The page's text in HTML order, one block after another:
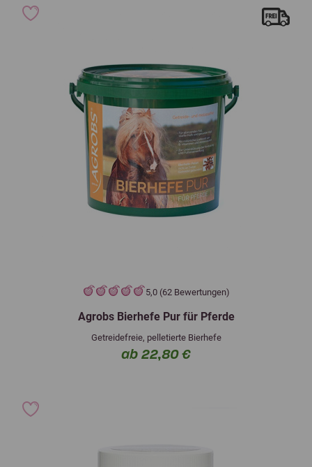
5,0 (62 Bewertungen)
Agrobs Bierhefe Pur für Pferde
Getreidefreie, pelletierte Bierhefe
ab 22,80 €